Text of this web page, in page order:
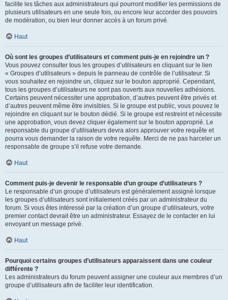
facilite les tâches aux administrateurs qui pourront modifier les permissions de
plusieurs utilisateurs en une seule fois, ou encore leur accorder des pouvoirs
de modération, ou bien leur donner accès à un forum privé.
Haut
Où sont les groupes d’utilisateurs et comment puis-je en rejoindre un ?
Vous pouvez consulter tous les groupes d’utilisateurs en cliquant sur le lien
« Groupes d’utilisateurs » depuis le panneau de contrôle de l’utilisateur. Si
vous souhaitez en rejoindre un, cliquez sur le bouton approprié. Cependant,
tous les groupes d’utilisateurs ne sont pas ouverts aux nouvelles adhésions.
Certains peuvent nécessiter une approbation, d’autres peuvent être privés et
d’autres peuvent même être invisibles. Si le groupe est public, vous pouvez le
rejoindre en cliquant sur le bouton dédié. Si le groupe est restreint et nécessite
une approbation, vous devez cliquer également sur le bouton approprié. Le
responsable du groupe d’utilisateurs devra alors approuver votre requête et
pourra vous demander la raison de votre requête. Merci de ne pas harceler un
responsable de groupe s’il refuse votre demande.
Haut
Comment puis-je devenir le responsable d’un groupe d’utilisateurs ?
Le responsable d’un groupe d’utilisateurs est généralement assigné lorsque
les groupes d’utilisateurs sont initialement créés par un administrateur du
forum. Si vous êtes intéressé par la création d’un groupe d’utilisateurs, votre
premier contact devrait être un administrateur. Essayez de le contacter en lui
envoyant un message privé.
Haut
Pourquoi certains groupes d’utilisateurs apparaissent dans une couleur
différente ?
Les administrateurs du forum peuvent assigner une couleur aux membres d’un
groupe d’utilisateurs afin de faciliter leur identification.